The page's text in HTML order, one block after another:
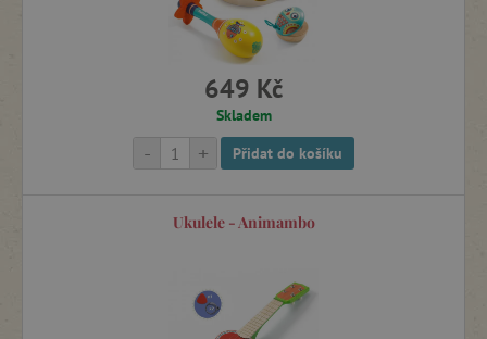
649 Kč
Skladem
+
- Přidat do košíku
Ukulele - Animambo